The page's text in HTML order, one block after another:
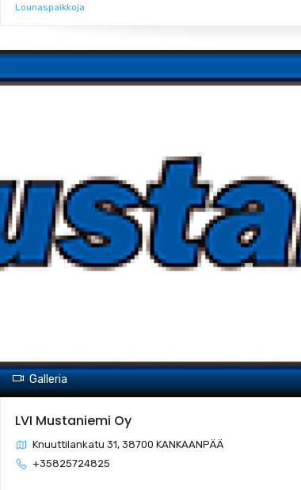
Lounaspaikkoja
Galleria
LVI Mustaniemi Oy
Knuuttilankatu 31, 38700 KANKAANPÄÄ
+35825724825